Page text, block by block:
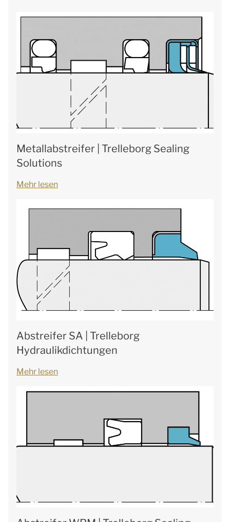
Metallabstreifer | Trelleborg Sealing
Solutions
Mehr lesen
Abstreifer SA | Trelleborg
Hydraulikdichtungen
Mehr lesen